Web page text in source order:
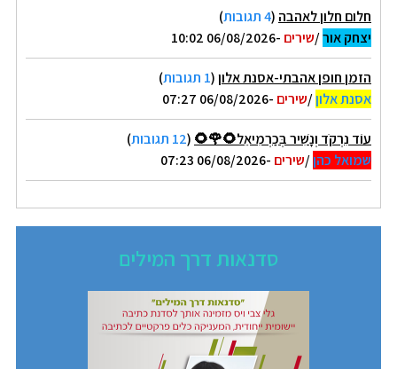
חלום חלון לאהבה (4 תגובות
)
יצחק אור/שירים -06/08/2026 10:02
הזמן חופן אהבתי-אסנת אלון(1 תגובות
)
אסנת אלון/שירים -06/08/2026 07:27
עוֹד נִרְקֹד וְנָשִׁיר בְּכַרְמִיאֵל🌻🌹🌻 (12 תגובות
)
שמואל כהן/שירים -06/08/2026 07:23
סדנאות דרך המילים